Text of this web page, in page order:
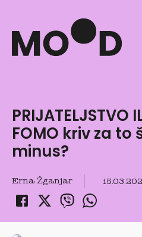
PRIJATELJSTVO
FOMO kriv za to
minus?
Erna Žganjar